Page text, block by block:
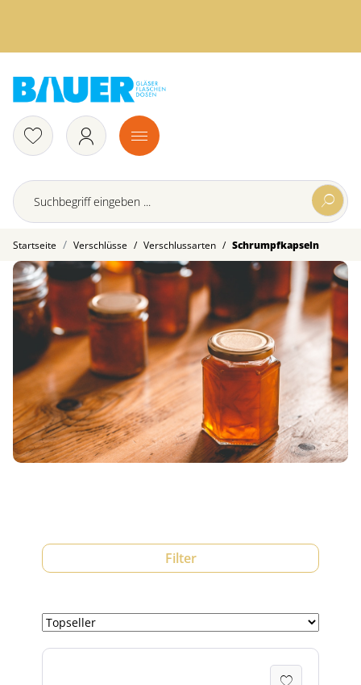
Startseite Verschlüsse / Verschlussarten / Schrumpfkapseln
Filter